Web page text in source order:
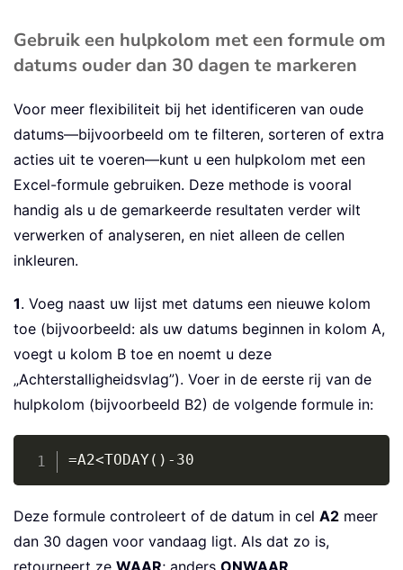
Gebruik een hulpkolom met een formule om
datums ouder dan 30 dagen te markeren
Voor meer flexibiliteit bij het identificeren van oude
datums—bijvoorbeeld om te filteren, sorteren of extra
acties uit te voeren—kunt u een hulpkolom met een
Excel-formule gebruiken. Deze methode is vooral
handig als u de gemarkeerde resultaten verder wilt
verwerken of analyseren, en niet alleen de cellen
inkleuren.
1. Voeg naast uw lijst met datums een nieuwe kolom
toe (bijvoorbeeld: als uw datums beginnen in kolom A,
voegt u kolom B toe en noemt u deze
„Achterstalligheidsvlag”). Voer in de eerste rij van de
hulpkolom (bijvoorbeeld B2) de volgende formule in:
=A2<TODAY()-30
Deze formule controleert of de datum in cel A2 meer
dan 30 dagen voor vandaag ligt. Als dat zo is,
retourneert ze WAAR; anders ONWAAR